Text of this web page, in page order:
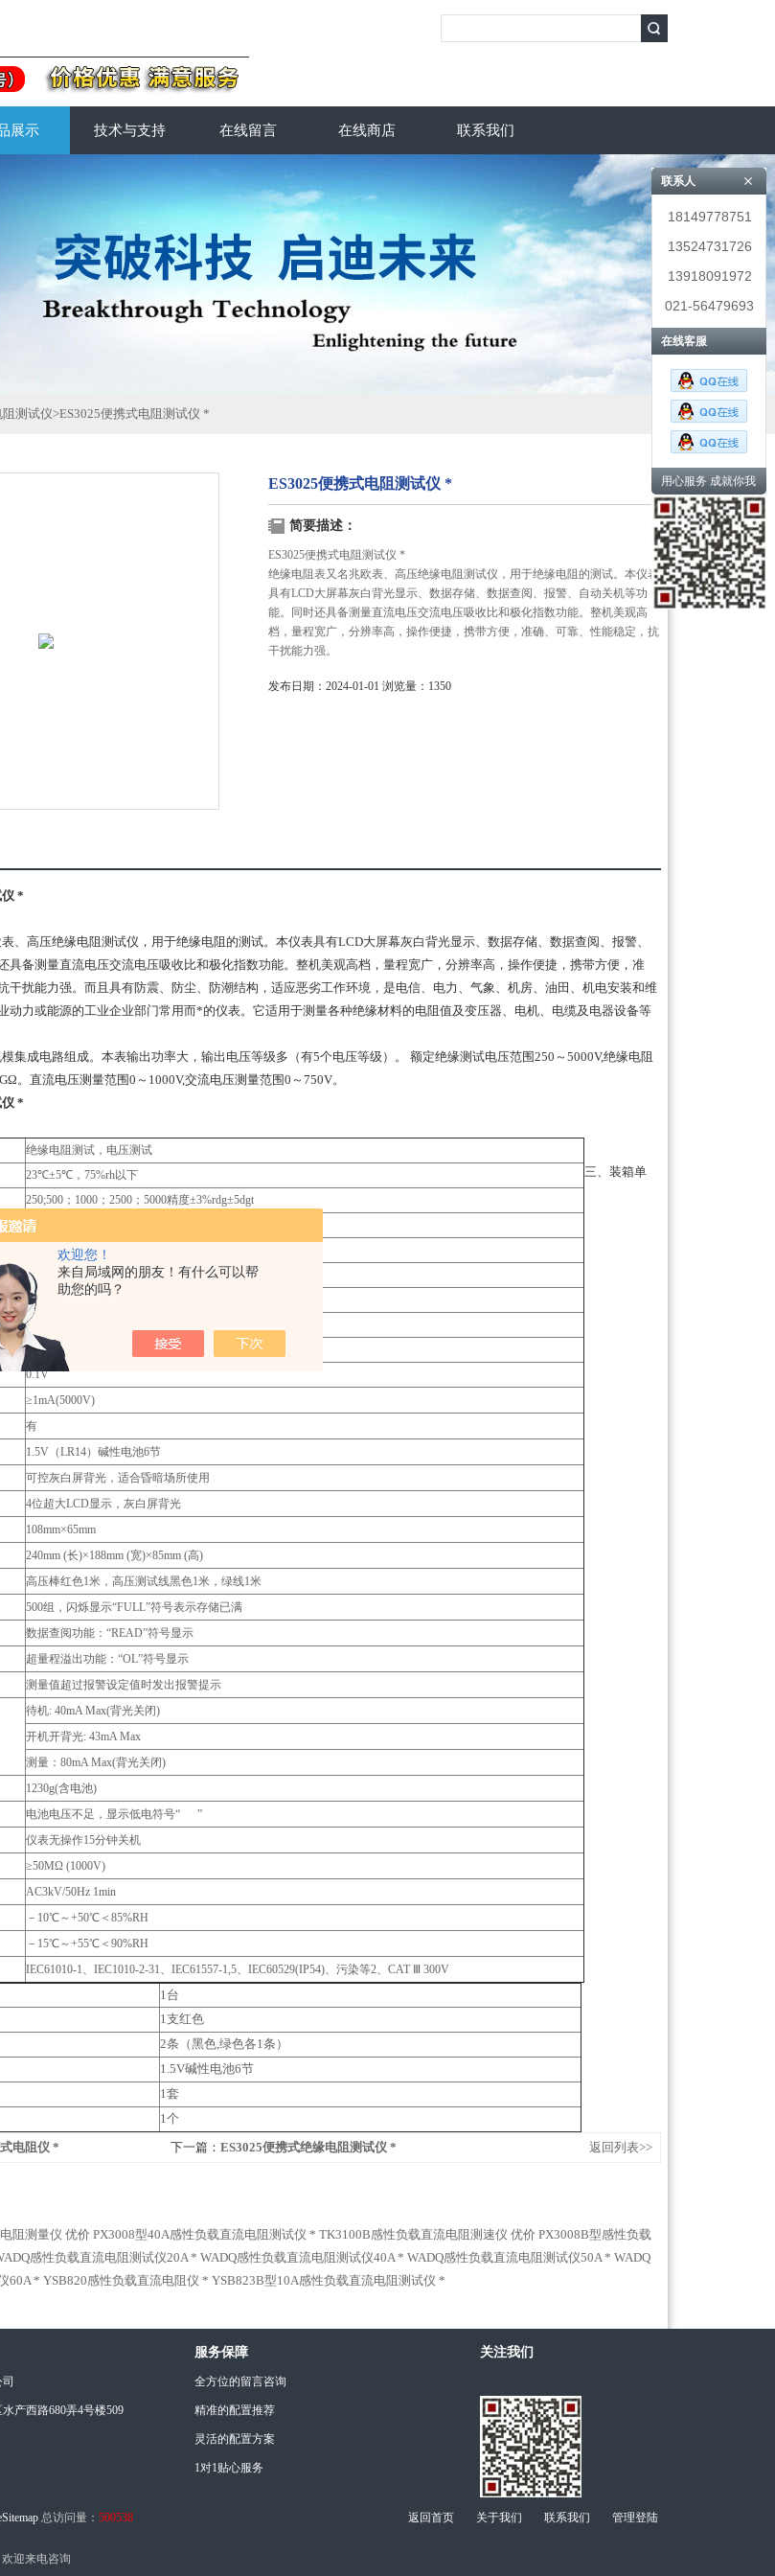
欢迎您！
来自局域网的朋友！有什么可以帮
助您的吗？
展示 技术与支持 在线留言 在线商店 联系我们
测试仪>ES3025便携式电阻测试仪 *
ES3025便携式电阻测试仪 *
简要描述：
ES3025便携式电阻测试仪 *
绝缘电阻表又名兆欧表、高压绝缘电阻测试仪，用于绝缘电阻的测试。本仪表
具有LCD大屏幕灰白背光显示、数据存储、数据查阅、报警、自动关机等功
能。同时还具备测量直流电压交流电压吸收比和极化指数功能。整机美观高
档，量程宽广，分辨率高，操作便捷，携带方便，准确、可靠、性能稳定，抗
干扰能力强。
发布日期：2024-01-01 浏览量：1350
仪 *
高压绝缘电阻测试仪，用于绝缘电阻的测试。本仪表具有LCD大屏幕灰白背光显示、数据存储、数据查阅、报警、
具备测量直流电压交流电压吸收比和极化指数功能。整机美观高档，量程宽广，分辨率高，操作便捷，携带方便，准
干扰能力强。而且具有防震、防尘、防潮结构，适应恶劣工作环境，是电信、电力、气象、机房、油田、机电安装和维
动力或能源的工业企业部门常用而*的仪表。它适用于测量各种绝缘材料的电阻值及变压器、电机、电缆及电器设备等
成电路组成。本表输出功率大，输出电压等级多（有5个电压等级）。 额定绝缘测试电压范围250～5000V,绝缘电阻
。直流电压测量范围0～1000V,交流电压测量范围0～750V。
仪 *
绝缘电阻测试，电压测试
23℃±5℃，75%rh以下
250;500；1000；2500；5000精度±3%rdg±5dgt
额定电压×（1±10%）
0.01MΩ～200GΩ精度±3%rdg±5dgt
0.01MΩ
0～1000V
0.1V
0～750V
0.1V
≥1mA(5000V)
有
1.5V（LR14）碱性电池6节
可控灰白屏背光，适合昏暗场所使用
4位超大LCD显示，灰白屏背光
108mm×65mm
240mm (长)×188mm (宽)×85mm (高)
高压棒红色1米，高压测试线黑色1米，绿线1米
500组，闪烁显示“FULL”符号表示存储已满
数据查阅功能：“READ”符号显示
超量程溢出功能：“OL”符号显示
测量值超过报警设定值时发出报警提示
待机: 40mA Max(背光关闭)
开机开背光: 43mA Max
测量：80mA Max(背光关闭)
1230g(含电池)
电池电压不足，显示低电符号“ ”
仪表无操作15分钟关机
≥50MΩ (1000V)
AC3kV/50Hz 1min
－10℃～+50℃＜85%RH
－15℃～+55℃＜90%RH
IEC61010-1、IEC1010-2-31、IEC61557-1,5、IEC60529(IP54)、污染等2、CAT Ⅲ 300V
三、装箱单
1台
1支红色
2条（黑色,绿色各1条）
1.5V碱性电池6节
1套
1个
电阻仪 * 下一篇： ES3025便携式绝缘电阻测试仪 * 返回列表>>
阻测量仪 优价PX3008型40A感性负载直流电阻测试仪 * TK3100B感性负载直流电阻测速仪 优价 PX3008B型感性负载
感性负载直流电阻测试仪20A * WADQ感性负载直流电阻测试仪40A * WADQ感性负载直流电阻测试仪50A * WADQ
60A * YSB820感性负载直流电阻仪 * YSB823B型10A感性负载直流电阻测试仪 *
产西路680弄4号楼509
服务保障
全方位的留言咨询
精准的配置推荐
灵活的配置方案
1对1贴心服务
关注我们
总访问量： 500538
迎来电咨询
返回首页 关于我们 联系我们 管理登陆
联系人
18149778751
13524731726
13918091972
021-56479693
在线客服
用心服务 成就你我